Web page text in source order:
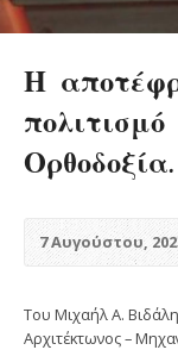
Η
Ορθοδοξία.
7 Αυγούστου,
Του Μιχαήλ Α.
Αρχιτέκτωνος –